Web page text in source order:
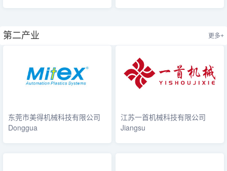
第二产业 更多+
东莞市美得机械科技有限公司
Donggua
江苏一首机械科技有限公司
Jiangsu